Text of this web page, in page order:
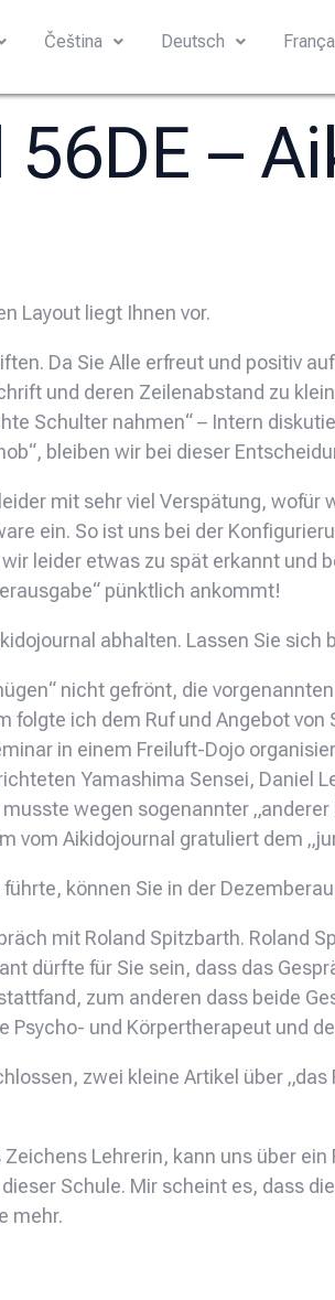
Čeština Deutsch
–
Layout liegt Ihnen vor.
Da Sie Alle erfreut und positiv
und deren Zeilenabstand zu
Schulter nahmen“ – Intern
bleiben wir bei dieser
mit sehr viel Verspätung,
ein. So ist uns bei der
leider etwas zu spät erkannt und
pünktlich ankommt!
abhalten. Lassen Sie sich
nicht gefrönt, die
ich dem Ruf und Angebot
in einem Freiluft-Dojo
Yamashima Sensei, Daniel
wegen sogenannter
vom Aikidojournal gratuliert dem
können Sie in der
mit Roland Spitzbarth. Roland
dürfte für Sie sein, dass das
zum anderen dass beide
Psycho- und Körpertherapeut und
zwei kleine Artikel über
Lehrerin, kann uns über
Schule. Mir scheint es, dass
mehr.